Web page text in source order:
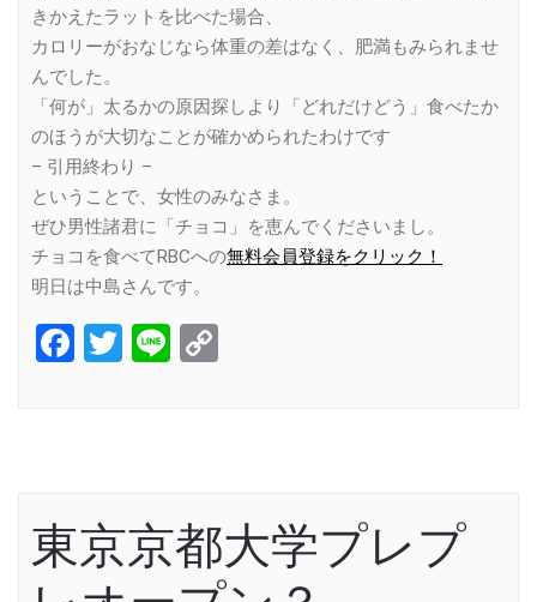
きかえたラットを比べた場合、
カロリーがおなじなら体重の差はなく、肥満もみられませ
んでした。
「何が」太るかの原因探しより「どれだけどう」食べたか
のほうが大切なことが確かめられたわけです
– 引用終わり –
ということで、女性のみなさま。
ぜひ男性諸君に「チョコ」を恵んでくださいまし。
チョコを食べてRBCへの無料会員登録をクリック！
明日は中島さんです。
Facebook
Twitter
Line
東京京都大学プレプ